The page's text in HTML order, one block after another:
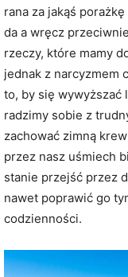
rana za jakąś
da a wręcz
rzeczy, które mamy
jednak z narcyzmem
to, by się wywyższać
radzimy sobie z
zachować zimną
przez nasz uśmiech
stanie przejść przez
nawet poprawić go
codzienności.